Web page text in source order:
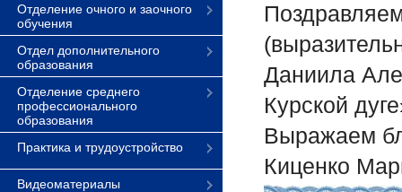
Отделение очного и заочного
обучения
Отдел дополнительного
образования
Отделение среднего
профессионального
образования
Практика и трудоустройство
Видеоматериалы
Даниила
Курской
Выражаем
Киценко